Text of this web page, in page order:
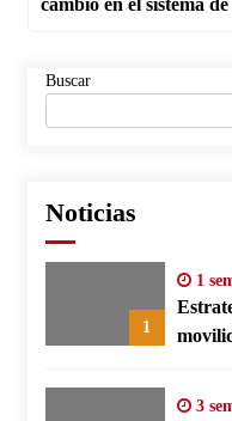
Buscar
Noticias
1
1
3